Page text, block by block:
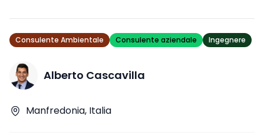
Consulente Ambientale Consulente aziendale Ingegnere
Alberto Cascavilla
Manfredonia, Italia